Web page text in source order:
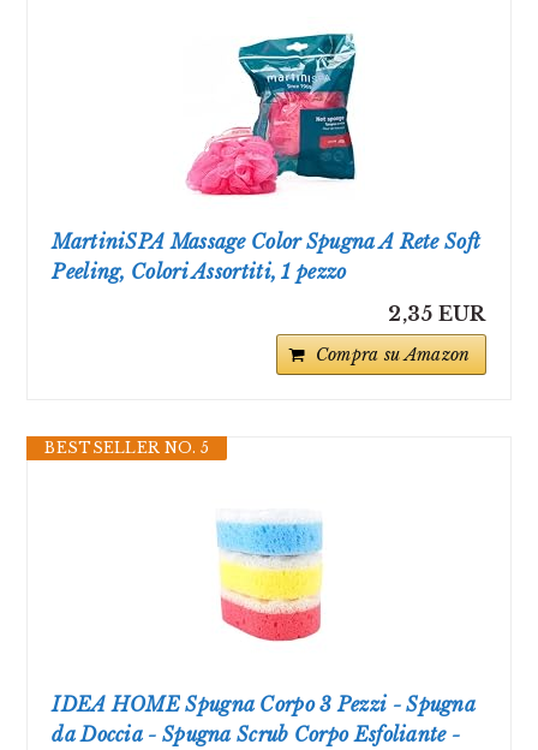
MartiniSPA Massage Color Spugna A Rete Soft
Peeling, Colori Assortiti, 1 pezzo
2,35 EUR
Compra su Amazon
BESTSELLER NO. 5
IDEA HOME Spugna Corpo 3 Pezzi - Spugna
da Doccia - Spugna Scrub Corpo Esfoliante -